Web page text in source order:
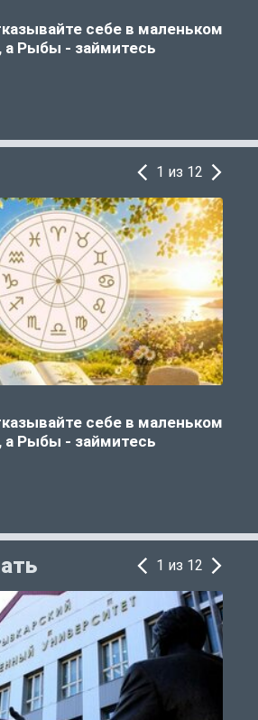
себе в маленьком
а Рыбы - займитесь
1 из 12
себе в маленьком
а Рыбы - займитесь
1 из 12